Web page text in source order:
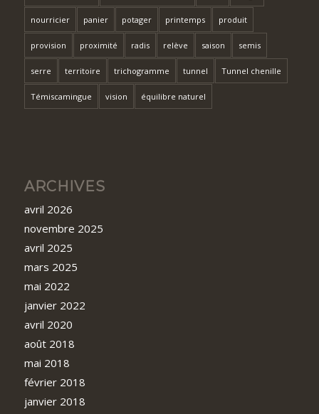
nourricier panier potager printemps produit
provision proximité radis relève saison semis
serre territoire trichogramme tunnel Tunnel chenille
Témiscamingue vision équilibre naturel
ARCHIVES
avril 2026
novembre 2025
avril 2025
mars 2025
mai 2022
janvier 2022
avril 2020
août 2018
mai 2018
février 2018
janvier 2018